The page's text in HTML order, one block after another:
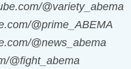
@variety_abema
@prime_ABEMA
@news_abema
@fight_abema